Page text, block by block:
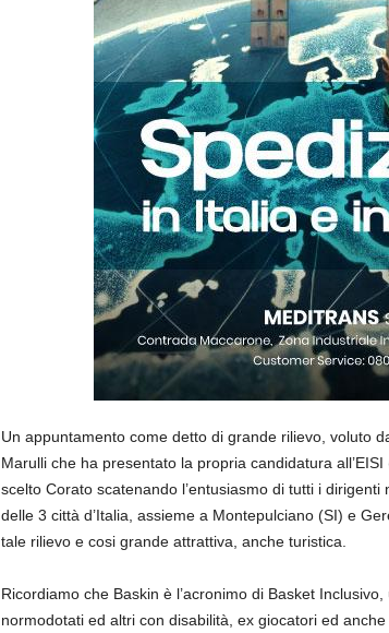
Un appuntamento come detto di grande rilievo, voluto
Marulli che ha presentato la propria candidatura
scelto Corato scatenando l’entusiasmo di tutti i
delle 3 città d’Italia, assieme a Montepulciano (SI) e
tale rilievo e cosi grande attrattiva, anche turistica.
Ricordiamo che Baskin è l’acronimo di Basket
normodotati ed altri con disabilità, ex giocatori ed